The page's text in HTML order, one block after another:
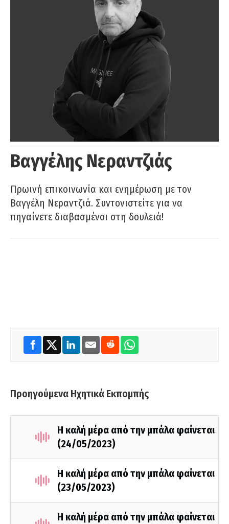
Βαγγέλης Νεραντζιάς
Πρωινή επικοινωνία και ενημέρωση με τον
Βαγγέλη Νεραντζιά. Συντονιστείτε για να
πηγαίνετε διαβασμένοι στη δουλειά!
Προηγούμενα Ηχητικά Εκπομπής
Η καλή μέρα από την μπάλα φαίνεται
(24/05/2023)
Η καλή μέρα από την μπάλα φαίνεται
(23/05/2023)
Η καλή μέρα από την μπάλα φαίνεται